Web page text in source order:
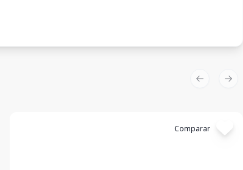
Comparar
Previous